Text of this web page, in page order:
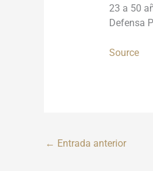
23 a 50
Defensa
Source
← Entrada anterior